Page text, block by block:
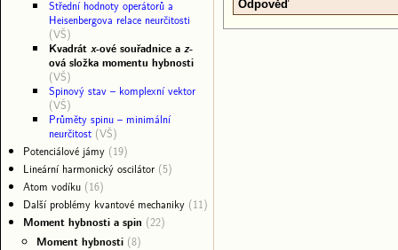
Odpověď
Střední hodnoty operátorů a
Heisenbergova relace neurčitosti
(VŠ)
Kvadrát x-ové souřadnice a z-
ová složka momentu hybnosti
(VŠ)
Spinový stav – komplexní vektor
(VŠ)
Průměty spinu – minimální
neurčitost (VŠ)
Potenciálové jámy (19)
Lineární harmonický oscilátor (5)
Atom vodíku (16)
Další problémy kvantové mechaniky (11)
Moment hybnosti a spin (22)
Moment hybnosti (8)